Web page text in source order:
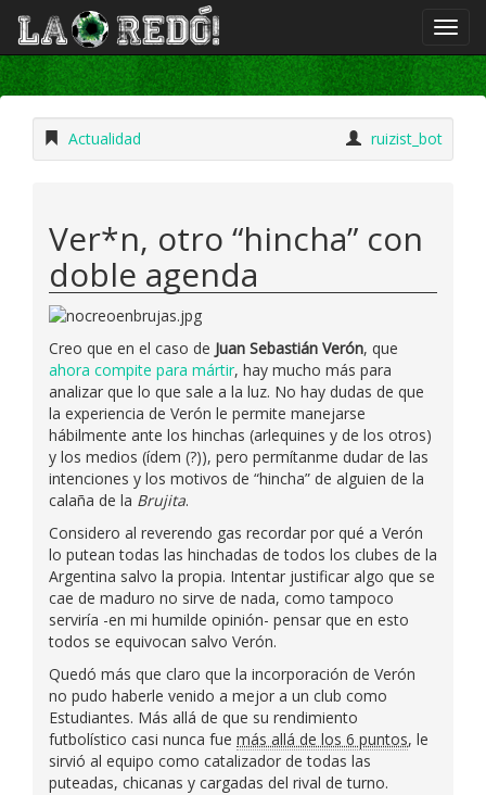
Actualidad ruizist_bot
Ver*n, otro “hincha” con
doble agenda
Creo que en el caso de Juan Sebastián Verón, que
ahora compite para mártir, hay mucho más para
analizar que lo que sale a la luz. No hay dudas de que
la experiencia de Verón le permite manejarse
hábilmente ante los hinchas (arlequines y de los otros)
y los medios (ídem (?)), pero permítanme dudar de las
intenciones y los motivos de “hincha” de alguien de la
calaña de la Brujita.
Considero al reverendo gas recordar por qué a Verón
lo putean todas las hinchadas de todos los clubes de la
Argentina salvo la propia. Intentar justificar algo que se
cae de maduro no sirve de nada, como tampoco
serviría -en mi humilde opinión- pensar que en esto
todos se equivocan salvo Verón.
Quedó más que claro que la incorporación de Verón
no pudo haberle venido a mejor a un club como
Estudiantes. Más allá de que su rendimiento
futbolístico casi nunca fue más allá de los 6 puntos, le
sirvió al equipo como catalizador de todas las
puteadas, chicanas y cargadas del rival de turno.